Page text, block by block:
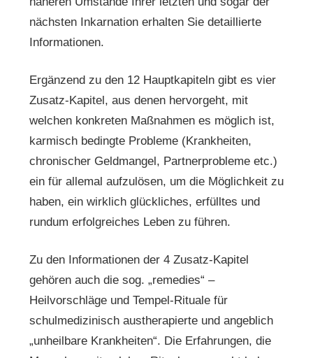
nächsten Inkarnation erhalten Sie detaillierte
Informationen.
Ergänzend zu den 12 Hauptkapiteln gibt es vier
Zusatz-Kapitel, aus denen hervorgeht, mit
welchen konkreten Maßnahmen es möglich ist,
karmisch bedingte Probleme (Krankheiten,
chronischer Geldmangel, Partnerprobleme etc.)
ein für allemal aufzulösen, um die Möglichkeit zu
haben, ein wirklich glückliches, erfülltes und
rundum erfolgreiches Leben zu führen.
Zu den Informationen der 4 Zusatz-Kapitel
gehören auch die sog. „remedies“ –
Heilvorschläge und Tempel-Rituale für
schulmedizinisch austherapierte und angeblich
„unheilbare Krankheiten“. Die Erfahrungen, die